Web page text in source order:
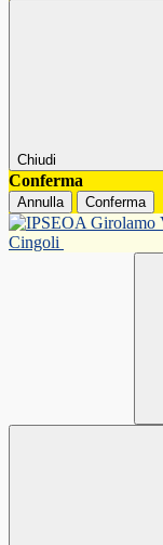
Chiudi
Conferma
Annulla Conferma
Cingoli